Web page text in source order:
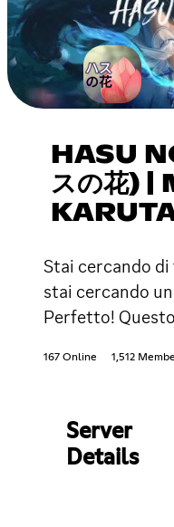
HASU
スの花) |
Stai cercando
stai cercando
Perfetto!
167 Online 1,512
Server
Details